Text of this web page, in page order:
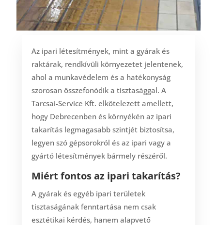
Az ipari létesítmények, mint a gyárak és
raktárak, rendkívüli környezetet jelentenek,
ahol a munkavédelem és a hatékonyság
szorosan összefonódik a tisztasággal. A
Tarcsai-Service Kft. elkötelezett amellett,
hogy Debrecenben és környékén az ipari
takarítás legmagasabb szintjét biztosítsa,
legyen szó gépsorokról és az ipari vagy a
gyártó létesítmények bármely részéről.
Miért fontos az ipari takarítás?
A gyárak és egyéb ipari területek
tisztaságának fenntartása nem csak
esztétikai kérdés, hanem alapvető